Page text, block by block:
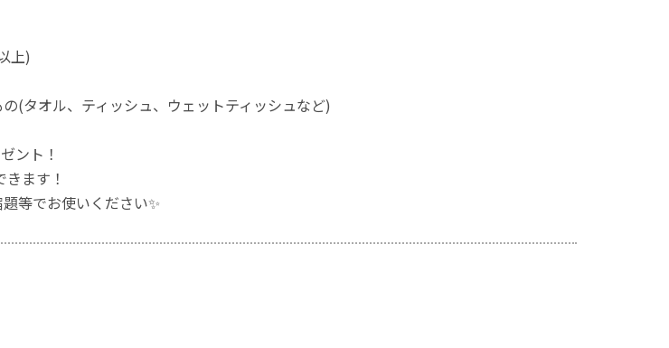
上)
(タオル、ティッシュ、ウェットティッシュなど)
ント！
ます！
等でお使いください✨